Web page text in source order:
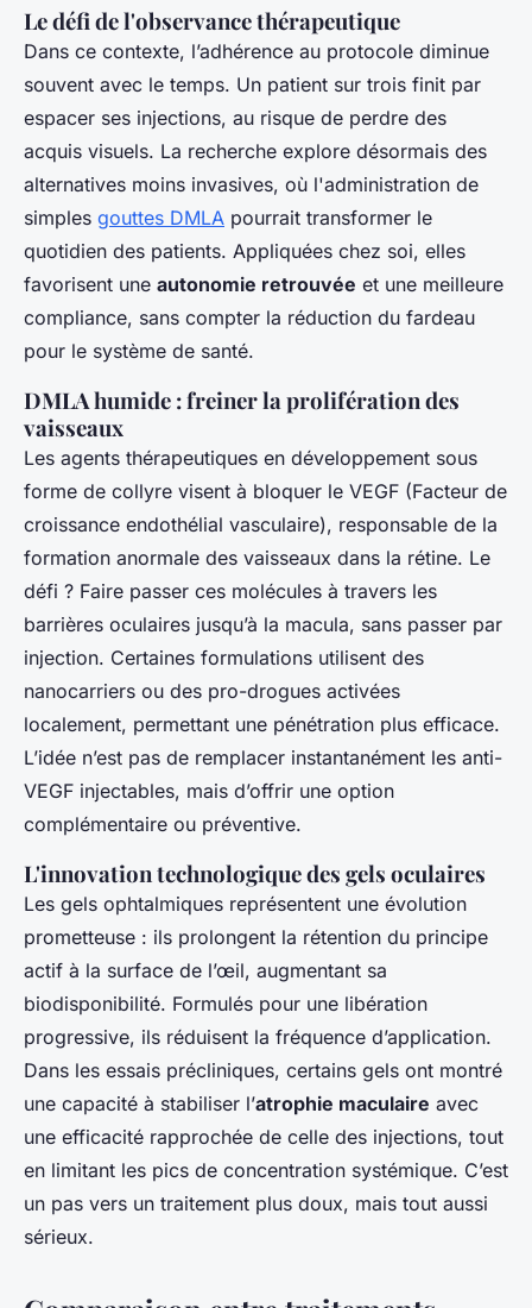
Le défi de l'observance thérapeutique
Dans ce contexte, l’adhérence au protocole diminue
souvent avec le temps. Un patient sur trois finit par
espacer ses injections, au risque de perdre des
acquis visuels. La recherche explore désormais des
alternatives moins invasives, où l'administration de
simples gouttes DMLA pourrait transformer le
quotidien des patients. Appliquées chez soi, elles
favorisent une autonomie retrouvée et une meilleure
compliance, sans compter la réduction du fardeau
pour le système de santé.
DMLA humide : freiner la prolifération des
vaisseaux
Les agents thérapeutiques en développement sous
forme de collyre visent à bloquer le VEGF (Facteur de
croissance endothélial vasculaire), responsable de la
formation anormale des vaisseaux dans la rétine. Le
défi ? Faire passer ces molécules à travers les
barrières oculaires jusqu’à la macula, sans passer par
injection. Certaines formulations utilisent des
nanocarriers ou des pro-drogues activées
localement, permettant une pénétration plus efficace.
L’idée n’est pas de remplacer instantanément les anti-
VEGF injectables, mais d’offrir une option
complémentaire ou préventive.
L'innovation technologique des gels oculaires
Les gels ophtalmiques représentent une évolution
prometteuse : ils prolongent la rétention du principe
actif à la surface de l’œil, augmentant sa
biodisponibilité. Formulés pour une libération
progressive, ils réduisent la fréquence d’application.
Dans les essais précliniques, certains gels ont montré
une capacité à stabiliser l’atrophie maculaire avec
une efficacité rapprochée de celle des injections, tout
en limitant les pics de concentration systémique. C’est
un pas vers un traitement plus doux, mais tout aussi
sérieux.